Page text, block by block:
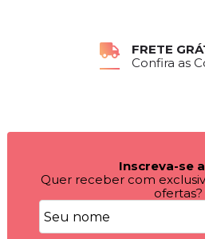
FRETE
Confira as
Inscreva-se
Quer receber com
ofertas?